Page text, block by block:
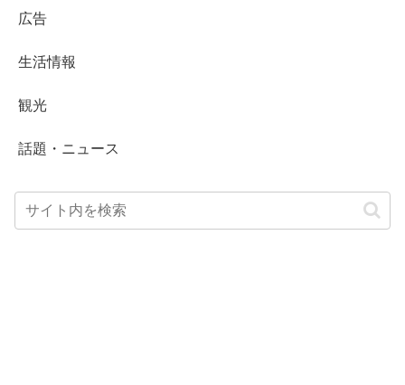
広告
生活情報
観光
話題・ニュース